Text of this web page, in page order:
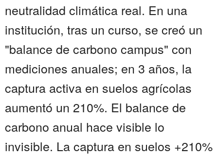
neutralidad climática real. En una
institución, tras un curso, se creó un
"balance de carbono campus" con
mediciones anuales; en 3 años, la
captura activa en suelos agrícolas
aumentó un 210%. El balance de
carbono anual hace visible lo
invisible. La captura en suelos +210%